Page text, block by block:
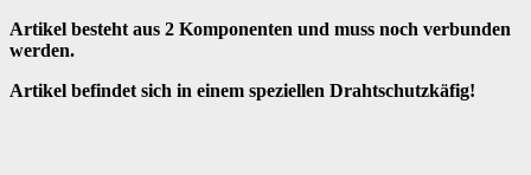
Artikel besteht aus 2 Komponenten und muss noch verbunden
werden.
Artikel befindet sich in einem speziellen Drahtschutzkäfig!